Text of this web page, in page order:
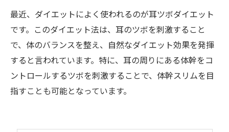
最近、ダイエットによく使われるのが耳ツボダイエット
です。このダイエット法は、耳のツボを刺激すること
で、体のバランスを整え、自然なダイエット効果を発揮
すると言われています。特に、耳の周りにある体幹をコ
ントロールするツボを刺激することで、体幹スリムを目
指すことも可能となっています。